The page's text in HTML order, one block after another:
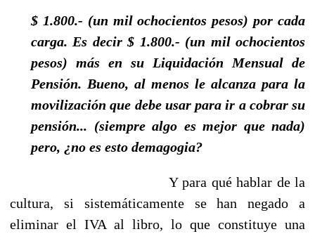
$ 1.800.- (un mil ochocientos pesos) por cada
carga. Es decir $ 1.800.- (un mil ochocientos
pesos) más en su Liquidación Mensual de
Pensión. Bueno, al menos le alcanza para la
movilización que debe usar para ir a cobrar su
pensión... (siempre algo es mejor que nada)
pero, ¿no es esto demagogia?
Y para qué hablar de la
cultura, si sistemáticamente se han negado a
eliminar el IVA al libro, lo que constituye una